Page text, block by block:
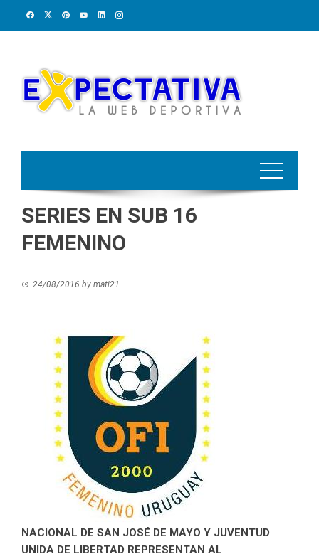
SERIES EN SUB 16
FEMENINO
24/08/2016 by mati21
NACIONAL DE SAN JOSÉ DE MAYO Y JUVENTUD
UNIDA DE LIBERTAD REPRESENTAN AL